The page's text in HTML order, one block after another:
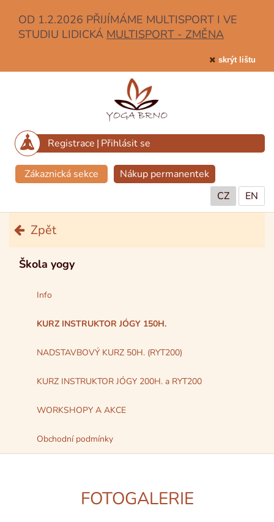
OD 1.2.2026 PŘIJÍMÁME MULTISPORT I VE
STUDIU LIDICKÁ MULTISPORT - ZMĚNA
skrýt lištu
Registrace | Přihlásit se
Zákaznická sekce
Nákup permanentek
CZ
EN
Zpět
Škola yogy
Info
KURZ INSTRUKTOR JÓGY 150H.
NADSTAVBOVÝ KURZ 50H. (RYT200)
KURZ INSTRUKTOR JÓGY 200H. a RYT200
WORKSHOPY A AKCE
Obchodní podmínky
FOTOGALERIE